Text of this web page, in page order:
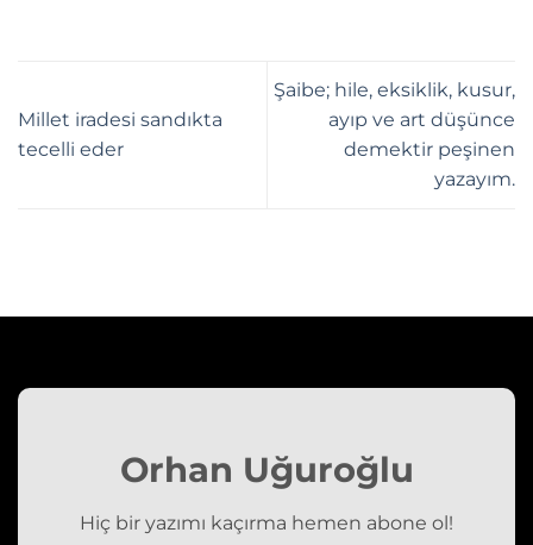
Millet iradesi sandıkta
tecelli eder
Şaibe; hile, eksiklik, kusur,
ayıp ve art düşünce
demektir peşinen
yazayım.
Orhan Uğuroğlu
Hiç bir yazımı kaçırma hemen abone ol!